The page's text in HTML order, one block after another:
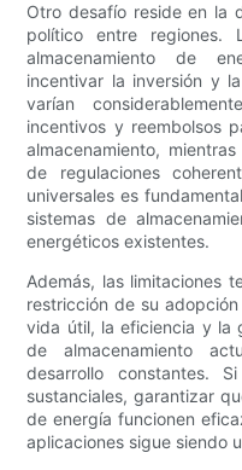
Otro desafío reside en la
político entre regiones.
almacenamiento de
incentivar la inversión y
varían
incentivos y reembolsos
almacenamiento,
de regulaciones
universales es
sistemas de
energéticos existentes.
Además, las limitaciones
restricción de su
vida útil, la eficiencia y la
de almacenamiento
desarrollo constantes.
sustanciales, garantizar
de energía funcionen
aplicaciones sigue siendo